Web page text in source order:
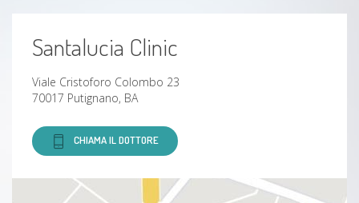
Dispepsia
Ulcera peptica
Disfagia
Santalucia Clinic
Viale Cristoforo Colombo 23
70017 Putignano, BA
CHIAMA IL DOTTORE